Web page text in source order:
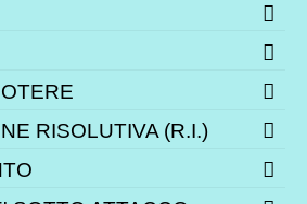
RISOLUTIVA (R.I.)